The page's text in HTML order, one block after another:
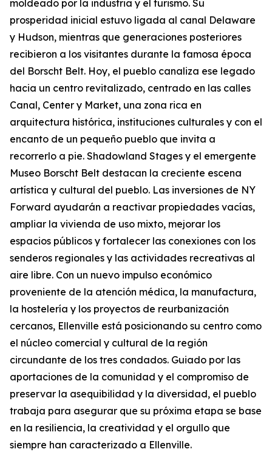
moldeado por la industria y el turismo. Su
prosperidad inicial estuvo ligada al canal Delaware
y Hudson, mientras que generaciones posteriores
recibieron a los visitantes durante la famosa época
del Borscht Belt. Hoy, el pueblo canaliza ese legado
hacia un centro revitalizado, centrado en las calles
Canal, Center y Market, una zona rica en
arquitectura histórica, instituciones culturales y con el
encanto de un pequeño pueblo que invita a
recorrerlo a pie. Shadowland Stages y el emergente
Museo Borscht Belt destacan la creciente escena
artística y cultural del pueblo. Las inversiones de NY
Forward ayudarán a reactivar propiedades vacías,
ampliar la vivienda de uso mixto, mejorar los
espacios públicos y fortalecer las conexiones con los
senderos regionales y las actividades recreativas al
aire libre. Con un nuevo impulso económico
proveniente de la atención médica, la manufactura,
la hostelería y los proyectos de reurbanización
cercanos, Ellenville está posicionando su centro como
el núcleo comercial y cultural de la región
circundante de los tres condados. Guiado por las
aportaciones de la comunidad y el compromiso de
preservar la asequibilidad y la diversidad, el pueblo
trabaja para asegurar que su próxima etapa se base
en la resiliencia, la creatividad y el orgullo que
siempre han caracterizado a Ellenville.